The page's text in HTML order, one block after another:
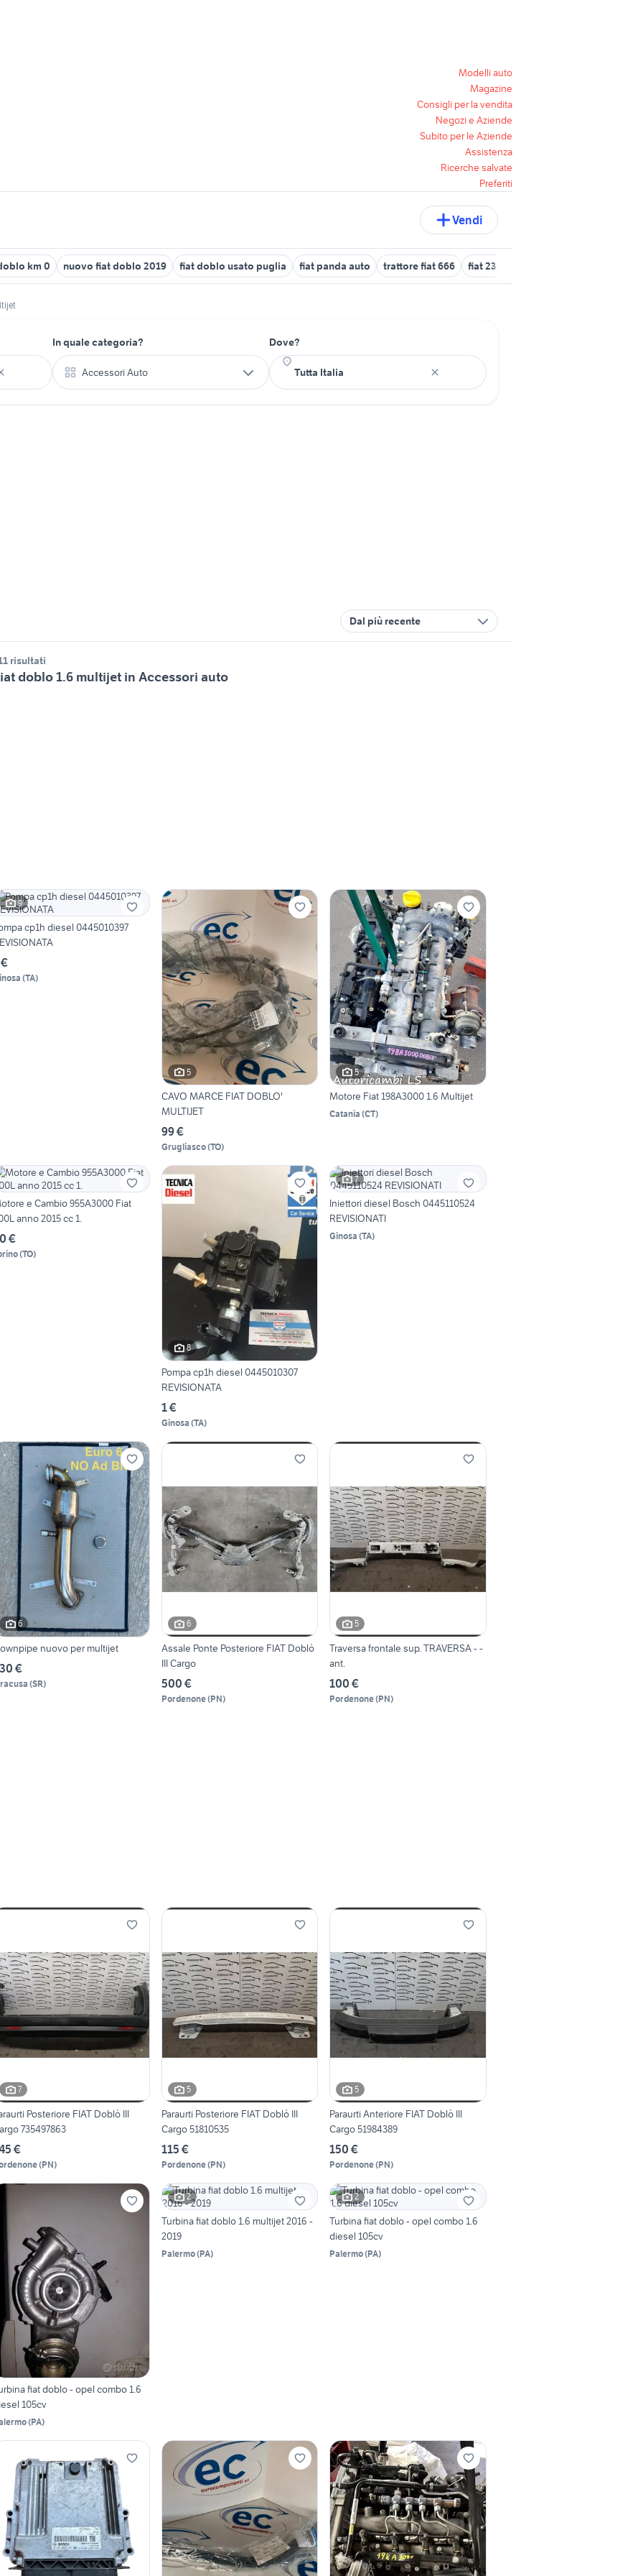
Modelli auto
Magazine
Consigli per la vendita
Negozi e Aziende
Subito per le Aziende
Assistenza
Ricerche salvate
Preferiti
Vendi
km 0 nuovo fiat doblo 2019 fiat doblo usato puglia fiat panda auto trattore fiat 666 fiat 238 auto
In quale categoria?
Accessori Auto
Dove?
Dal più recente
risultati
doblo 1.6 multijet in Accessori auto
9
cp1h diesel 0445010397
(TA)
5
CAVO MARCE FIAT DOBLO'
MULTIJET
99 €
Grugliasco(TO)
5
Motore Fiat 198A3000 1.6 Multijet
Catania (CT)
e Cambio 955A3000 Fiat
anno 2015 cc 1.
€
(TO)
8
Pompa cp1h diesel 0445010307
REVISIONATA
1 €
Ginosa (TA)
7
Iniettori diesel Bosch 0445110524
REVISIONATI
Ginosa (TA)
6
nuovo per multijet
€
(SR)
6
Assale Ponte Posteriore FIAT Doblò
III Cargo
500 €
Pordenone(PN)
5
Traversa frontale sup. TRAVERSA - -
ant.
100 €
Pordenone(PN)
7
Posteriore FIAT Doblò III
735497863
€
(PN)
5
Paraurti Posteriore FIAT Doblò III
Cargo 51810535
115 €
Pordenone(PN)
5
Paraurti Anteriore FIAT Doblò III
Cargo 51984389
150 €
Pordenone(PN)
fiat doblo - opel combo 1.6
105cv
(PA)
2
Turbina fiat doblo 1.6 multijet 2016 -
2019
Palermo(PA)
2
Turbina fiat doblo - opel combo 1.6
diesel 105cv
Palermo(PA)